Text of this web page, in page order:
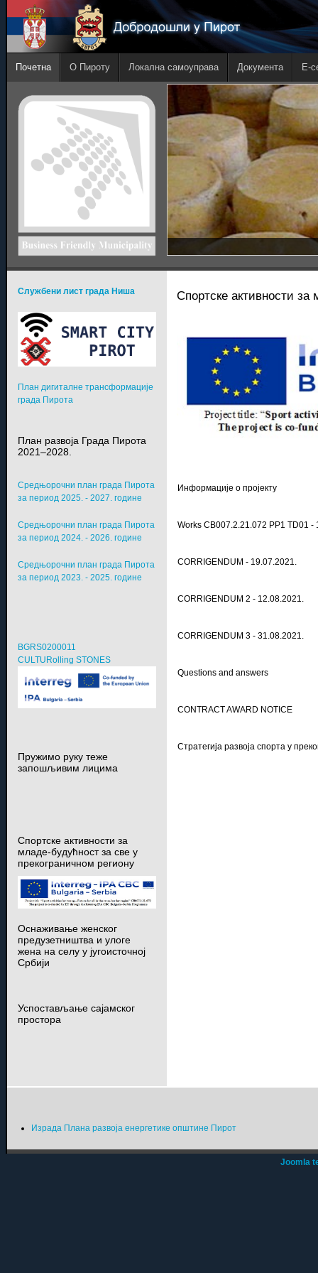
Почетна О Пироту Локална самоуправа Документа E-
Спортске активности за
Информације о пројекту
Works CB007.2.21.072 PP1 TD01 -
CORRIGENDUM - 19.07.2021.
CORRIGENDUM 2 - 12.08.2021.
CORRIGENDUM 3 - 31.08.2021.
Questions and answers
CONTRACT AWARD NOTICE
Стратегија развоја спорта у
Службени лист града Ниша
План дигиталне трансформације
града Пирота
План развоја Града Пирота
2021–2028.
Средњорочни план града Пирота
за период 2025. - 2027. године
Средњорочни план града Пирота
за период 2024. - 2026. године
Средњорочни план града Пирота
за период 2023. - 2025. године
BGRS0200011
CULTURolling STONES
Пружимо руку теже
запошљивим лицима
Спортске активности за
младе-будућност за све у
прекограничном региону
Оснаживање женског
предузетништва и улоге
жена на селу у југоисточној
Србији
Успостављање сајамског
простора
Израда Плана развоја енергетике општине Пирот
Joomla